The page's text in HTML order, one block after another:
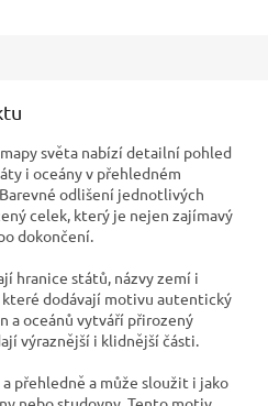
světa nabízí detailní pohled
i oceány v přehledném
odlišení jednotlivých
celek, který je nejen zajímavý
dokončení.
hranice států, názvy zemí i
dodávají motivu autentický
a oceánů vytváří přirozený
výraznější i klidnější části.
přehledně a může sloužit i jako